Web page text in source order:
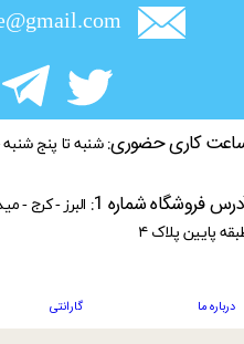
کاری حضوری: شنبه تا پنج شنبه – ۹:۳۰ صبح الی
درباره ما گارانتی
فروشگاه شماره 1:
البرز - کرج -
پایین پلاک ۴